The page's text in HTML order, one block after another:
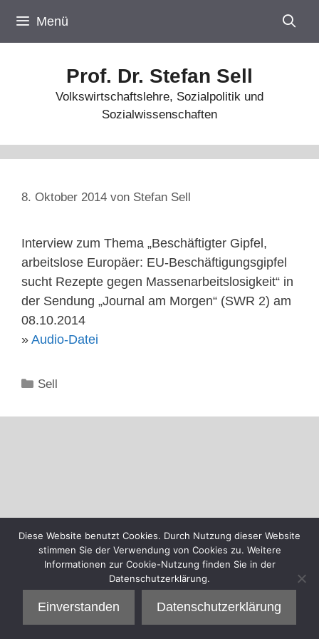
Inhalt
springen
Menü
Prof. Dr. Stefan Sell
Volkswirtschaftslehre, Sozialpolitik und
Sozialwissenschaften
8. Oktober 2014 von Stefan Sell
Interview zum Thema „Beschäftigter Gipfel,
arbeitslose Europäer: EU-Beschäftigungsgipfel
sucht Rezepte gegen Massenarbeitslosigkeit“ in
der Sendung „Journal am Morgen“ (SWR 2) am
08.10.2014
» Audio-Datei
Kategorien
Sell
Diese Website benutzt Cookies. Durch Nutzung dieser Website
stimmen Sie der Verwendung von Cookies zu. Weitere
Informationen zur Cookie-Nutzung finden Sie in der
Datenschutzerklärung.
Einverstanden Datenschutzerklärung